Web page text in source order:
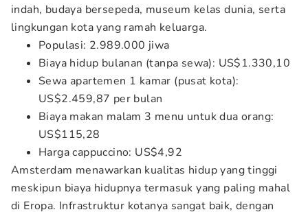
indah, budaya bersepeda, museum kelas dunia, serta
lingkungan kota yang ramah keluarga.
Populasi: 2.989.000 jiwa
Biaya hidup bulanan (tanpa sewa): US$1.330,10
Sewa apartemen 1 kamar (pusat kota):
US$2.459,87 per bulan
Biaya makan malam 3 menu untuk dua orang:
US$115,28
Harga cappuccino: US$4,92
Amsterdam menawarkan kualitas hidup yang tinggi
meskipun biaya hidupnya termasuk yang paling mahal
di Eropa. Infrastruktur kotanya sangat baik, dengan